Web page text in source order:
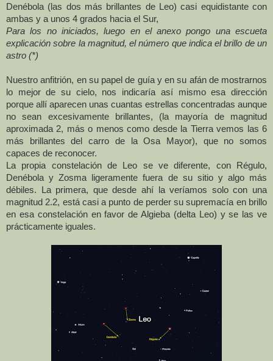
Denébola (las dos más brillantes de Leo) casi equidistante con
ambas y a unos 4 grados hacia el Sur,
Para los no iniciados, luego en el anexo pongo una escueta
explicación sobre la magnitud, el número que indica el brillo de un
astro (*)
Nuestro anfitrión, en su papel de guía y en su afán de mostrarnos
lo mejor de su cielo, nos indicaría así mismo esa dirección
porque allí aparecen unas cuantas estrellas concentradas aunque
no sean excesivamente brillantes, (la mayoría de magnitud
aproximada 2, más o menos como desde la Tierravemos las 6
más brillantes del carro de
la OsaMayor), que no somos
capaces de reconocer.
La propia constelación de Leo se ve diferente, con Régulo,
Denébola y Zosma ligeramente fuera de su sitio y algo más
débiles. La primera, que desde ahí la veríamos solo con una
magnitud 2.2, está casi a punto de perder su supremacía en brillo
en esa constelación en favor de Algieba (delta Leo) y se las ve
prácticamente iguales.